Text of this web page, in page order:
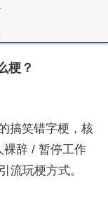
梗？
搞笑错字梗，核
裸辞 / 暂停工作
流玩梗方式。